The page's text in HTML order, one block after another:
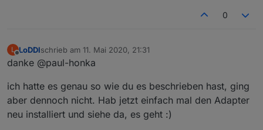
0
L
Offline
LoDDlschrieb am 11. Mai 2020, 21:31
zuletzt editiert von
danke @paul-honka
ich hatte es genau so wie du es beschrieben hast, ging
aber dennoch nicht. Hab jetzt einfach mal den Adapter
neu installiert und siehe da, es geht :)